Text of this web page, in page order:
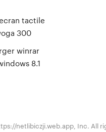
tactile
300
winrar
8.1
netlibiczji.web.app, Inc. All